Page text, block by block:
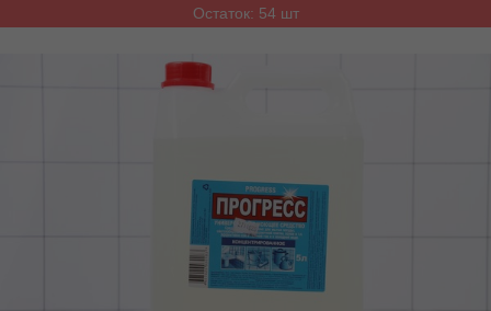
Остаток: 54 шт